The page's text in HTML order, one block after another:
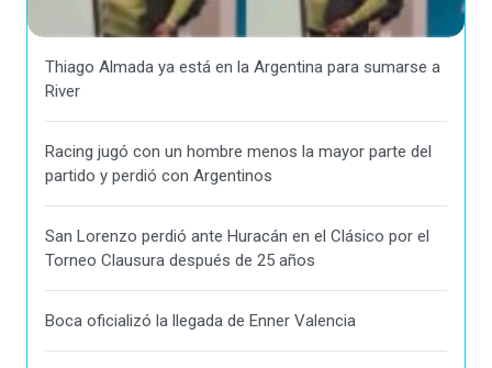
Thiago Almada ya está en la Argentina para sumarse a
River
Racing jugó con un hombre menos la mayor parte del
partido y perdió con Argentinos
San Lorenzo perdió ante Huracán en el Clásico por el
Torneo Clausura después de 25 años
Boca oficializó la llegada de Enner Valencia